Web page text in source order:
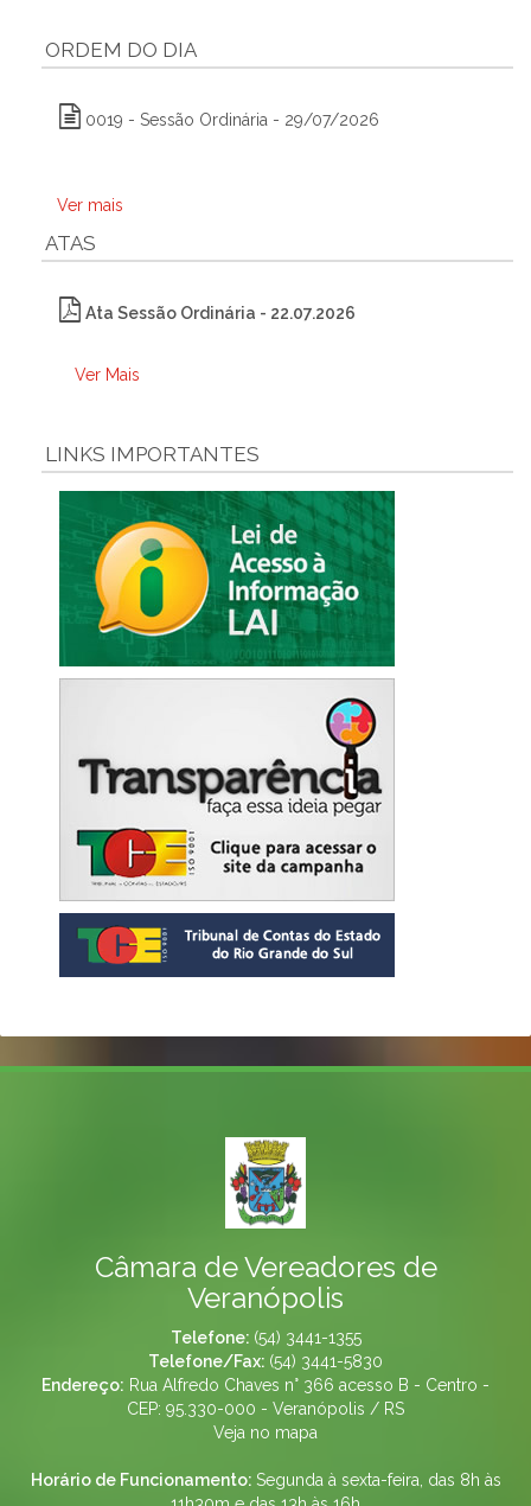
ORDEM DO DIA
0019 - Sessão Ordinária - 29/07/2026
Ver mais
ATAS
Ata Sessão Ordinária - 22.07.2026
Ver Mais
LINKS IMPORTANTES
Câmara de Vereadores de
Veranópolis
Telefone: (54) 3441-1355
Telefone/Fax: (54) 3441-5830
Endereço: Rua Alfredo Chaves n° 366 acesso B - Centro -
CEP: 95.330-000 - Veranópolis / RS
Veja no mapa
Horário de Funcionamento: Segunda à sexta-feira, das 8h às